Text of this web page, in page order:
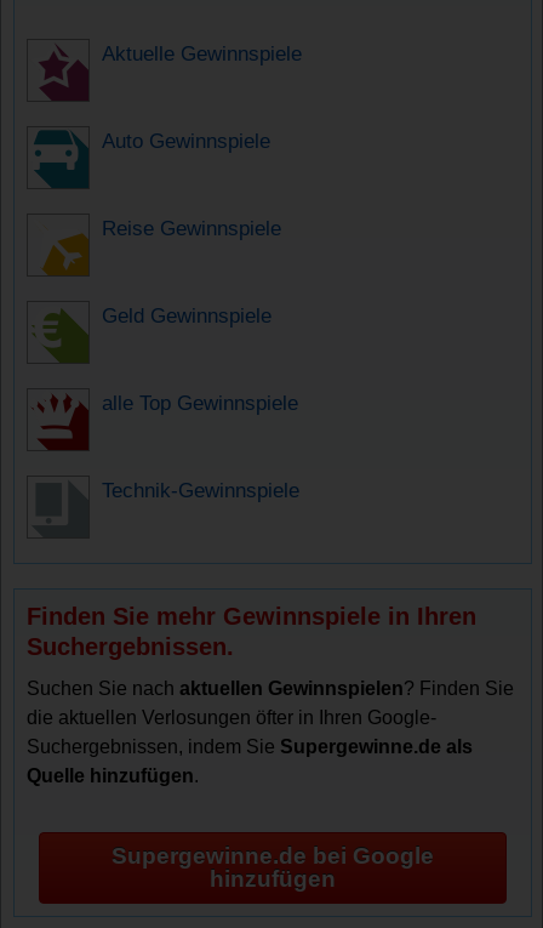
Aktuelle Gewinnspiele
Auto Gewinnspiele
Reise Gewinnspiele
Geld Gewinnspiele
alle Top Gewinnspiele
Technik-Gewinnspiele
Finden Sie mehr Gewinnspiele in Ihren
Suchergebnissen.
Suchen Sie nachaktuellen Gewinnspielen? Finden Sie
die aktuellen Verlosungen öfter in Ihren Google-
Suchergebnissen, indem Sie Supergewinne.de als
Quelle hinzufügen.
Supergewinne.de bei Google
hinzufügen